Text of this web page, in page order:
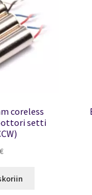
coreless
setti
€